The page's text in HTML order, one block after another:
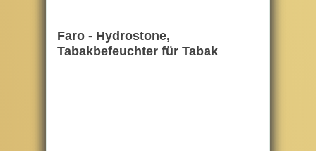
Faro - Hydrostone,
Tabakbefeuchter für Tabak